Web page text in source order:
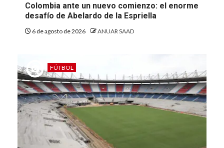
Colombia ante un nuevo comienzo: el enorme
desafío de Abelardo de la Espriella
6 de agosto de 2026 ANUAR SAAD
FÚTBOL